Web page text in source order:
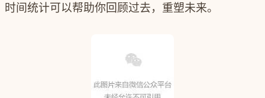
时间统计可以帮助你回顾过去，重塑未来。